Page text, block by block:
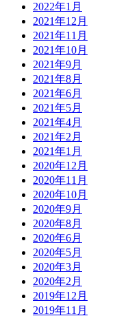
2022年1月
2021年12月
2021年11月
2021年10月
2021年9月
2021年8月
2021年6月
2021年5月
2021年4月
2021年2月
2021年1月
2020年12月
2020年11月
2020年10月
2020年9月
2020年8月
2020年6月
2020年5月
2020年3月
2020年2月
2019年12月
2019年11月